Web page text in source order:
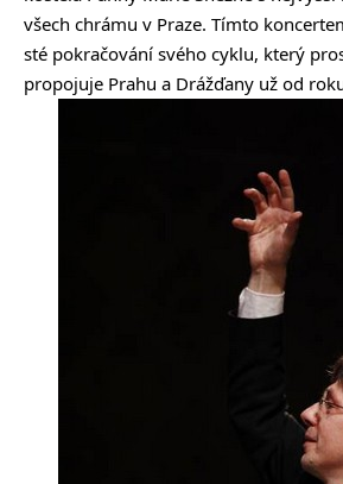
všech chrámu v Praze. Tímto
sté pokračování svého cyklu, který
propojuje Prahu a Drážďany už od